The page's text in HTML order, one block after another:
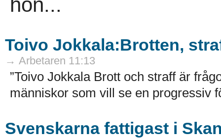
Toivo Jokkala:Brotten,
→ Arbetaren 11:13
”Toivo Jokkala Brott och straff är
människor som vill se en progressiv
Svenskarna fattigast i